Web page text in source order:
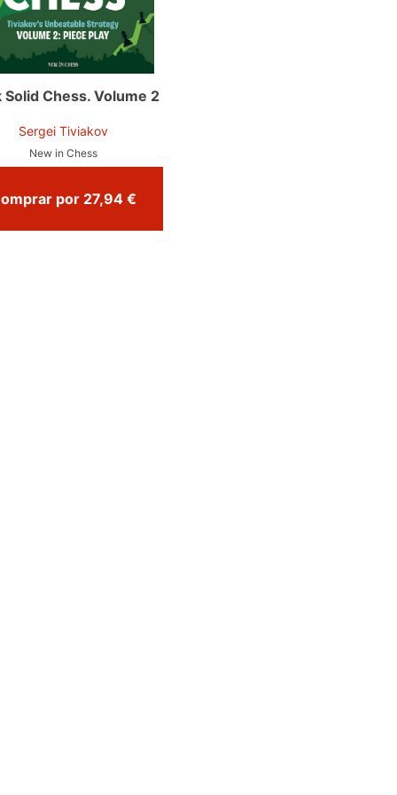
Solid Chess. Volume 2
Sergei Tiviakov
New in Chess
Comprar por 27,94 €